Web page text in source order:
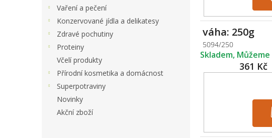
Vaření a pečení
Konzervované jídla a delikatesy
Zdravé pochutiny
Proteiny
Včelí produkty
Přírodní kosmetika a domácnost
Superpotraviny
Novinky
Akční zboží
váha: 250g
5094/250
361 Kč
Skladem